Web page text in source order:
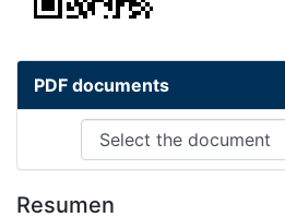
PDF documents
Resumen